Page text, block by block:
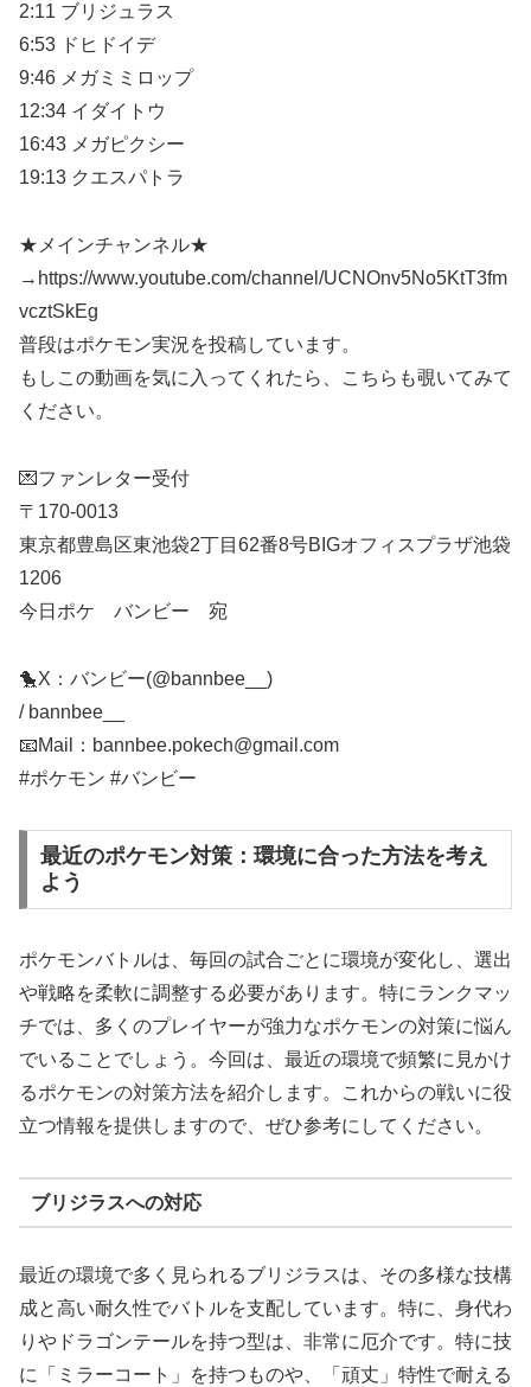
2:11 ブリジュラス
6:53 ドヒドイデ
9:46 メガミミロップ
12:34 イダイトウ
16:43 メガピクシー
19:13 クエスパトラ
★メインチャンネル★
→https://www.youtube.com/channel/UCNOnv5No5KtT3fm
vcztSkEg
普段はポケモン実況を投稿しています。
もしこの動画を気に入ってくれたら、こちらも覗いてみて
ください。
💌ファンレター受付
〒170-0013
東京都豊島区東池袋2丁目62番8号BIGオフィスプラザ池袋
1206
今日ポケ バンビー 宛
🐤X：バンビー(@bannbee__)
/ bannbee__
📧Mail：bannbee.pokech@gmail.com
#ポケモン #バンビー
最近のポケモン対策：環境に合った方法を考え
よう
ポケモンバトルは、毎回の試合ごとに環境が変化し、選出
や戦略を柔軟に調整する必要があります。特にランクマッ
チでは、多くのプレイヤーが強力なポケモンの対策に悩ん
でいることでしょう。今回は、最近の環境で頻繁に見かけ
るポケモンの対策方法を紹介します。これからの戦いに役
立つ情報を提供しますので、ぜひ参考にしてください。
ブリジラスへの対応
最近の環境で多く見られるブリジラスは、その多様な技構
成と高い耐久性でバトルを支配しています。特に、身代わ
りやドラゴンテールを持つ型は、非常に厄介です。特に技
に「ミラーコート」を持つものや、「頑丈」特性で耐える